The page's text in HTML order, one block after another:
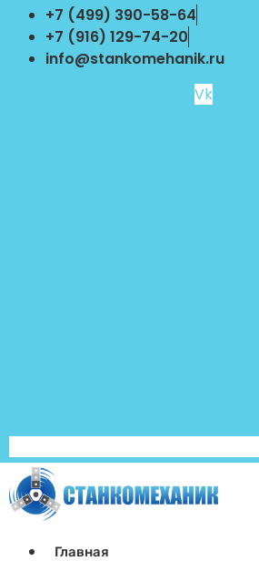
Перейти
содержимому
+7 (499) 390-58-64
+7 (916) 129-74-20
info@stankomehanik.ru
Vk
Главная